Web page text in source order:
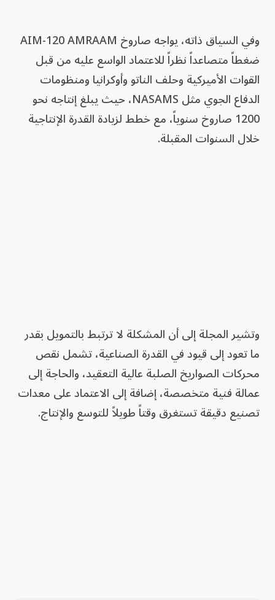
وفي السياق ذاته، يواجه صاروخ AIM-120 AMRAAM
ضغطاً متصاعداً نظراً للاعتماد الواسع عليه من قبل
القوات الأميركية وحلف الناتو وأوكرانيا ومنظومات
الدفاع الجوي مثل NASAMS، حيث يبلغ إنتاجه نحو
1200 صاروخ سنوياً، مع خطط لزيادة القدرة الإنتاجية
خلال السنوات المقبلة.
وتشير المجلة إلى أن المشكلة لا ترتبط بالتمويل بقدر
ما تعود إلى قيود في القدرة الصناعية، تشمل نقص
محركات الصواريخ الصلبة عالية التعقيد، والحاجة إلى
عمالة فنية متخصصة، إضافة إلى الاعتماد على معدات
تصنيع دقيقة تستغرق وقتاً طويلاً للتوسع والإنتاج.